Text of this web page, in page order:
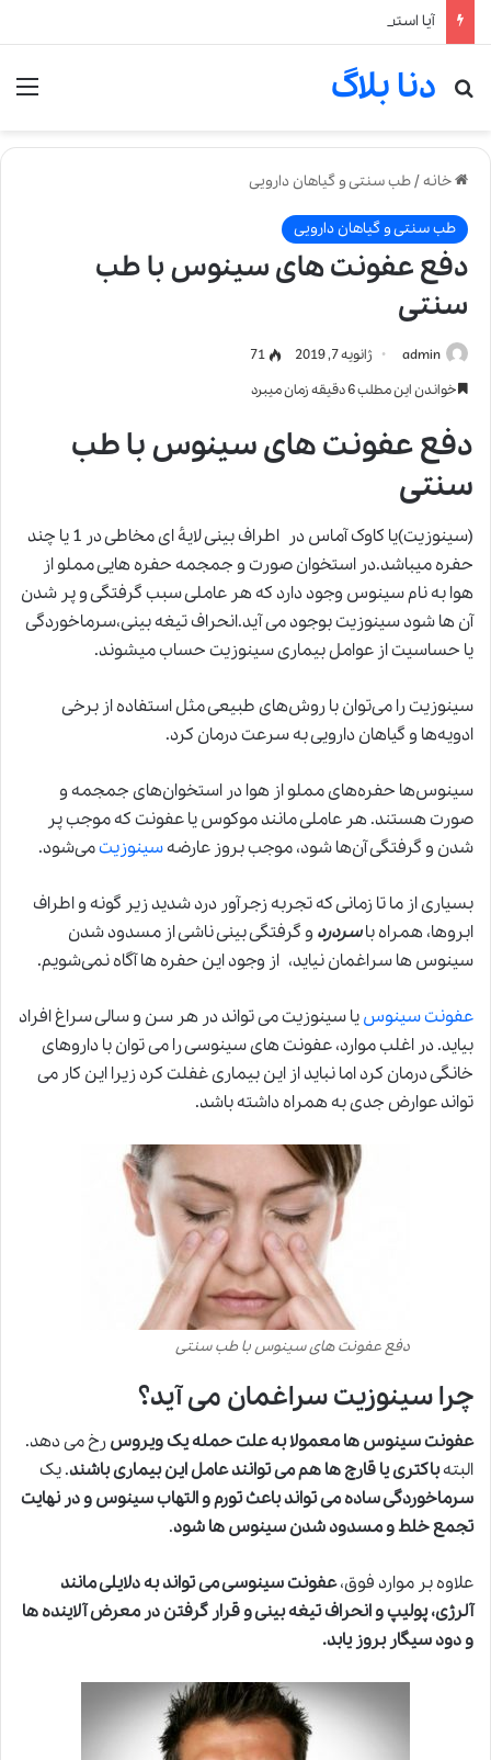
آیا استفاده از عطر برای کودکان خطرناک است؟
دنا بلاگ
جستجو برای
خانه/طب سنتی و گیاهان دارویی
طب سنتی و گیاهان دارویی
دفع عفونت های سینوس با طب
سنتی
admin ژانویه 7, 2019
71
خواندن این مطلب 6 دقیقه زمان میبرد
دفع عفونت های سینوس با طب
سنتی
(سینوزیت)یا کاوک آماس در اطراف بینی لایهٔ ای مخاطی در 1 یا چند
حفره میباشد.در استخوان صورت و جمجمه حفره هایی مملو از
هوا به نام سینوس‌ وجود دارد که هر عاملی سبب گرفتگی و پر شدن
آن ها شود سینوزیت بوجود می آید.انحراف تیغه بینی،سرماخوردگی
یا حساسیت از عوامل بیماری سینوزیت حساب میشوند.
سینوزیت را می‌توان با روش‌های طبیعی مثل استفاده از برخی
ادویه‌ها و گیاهان دارویی به سرعت درمان کرد.
سینوس‌ها حفره‌های مملو از هوا در استخوان‌های جمجمه و
صورت هستند. هر عاملی مانند موکوس یا عفونت که موجب پر
شدن و گرفتگی آن‌ها شود، موجب بروز عارضهسینوزیتمی‌شود.
بسیاری از ما تا زمانی که تجربه زجرآور درد شدید زیر گونه و اطراف
ابروها، همراه باسردرد و گرفتگی بینی ناشی از مسدود شدن
سینوس ها سراغمان نیاید، از وجود این حفره ها آگاه نمی‌شویم.
عفونت سینوسیا سینوزیت می تواند در هر سن و سالی سراغ افراد
بیاید. در اغلب موارد، عفونت های سینوسی را می توان با داروهای
خانگی درمان کرد اما نباید از این بیماری غفلت کرد زیرا این کار می
تواند عوارض جدی به همراه داشته باشد.
دفع عفونت های سینوس با طب سنتی
چرا سینوزیت سراغمان می آید؟
عفونت سینوس ها معمولا به علت حمله یک ویروسرخ می دهد.
البتهباکتری یا قارچ ها هم می توانند عامل این بیماری باشند. یک
سرماخوردگی ساده می تواند باعث تورم و التهاب سینوس و در نهایت
تجمع خلط و مسدود شدن سینوس ها شود.
علاوه بر موارد فوق،عفونت سینوسی می تواند به دلایلی مانند
آلرژی، پولیپ و انحراف تیغه بینی و قرار گرفتن در معرض آلاینده ها
و دود سیگار بروز یابد.